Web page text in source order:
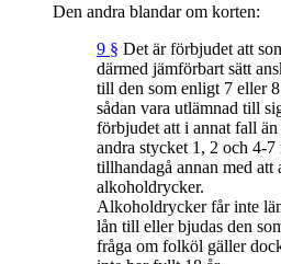
Den andra blandar om korten:
9 § Det är förbjudet att
därmed jämförbart sätt
till den som enligt 7 eller
sådan vara utlämnad till
förbjudet att i annat fall
andra stycket 1, 2 och 4-
tillhandagå annan med att
alkoholdrycker.
Alkoholdrycker får inte
lån till eller bjudas den
fråga om folköl gäller